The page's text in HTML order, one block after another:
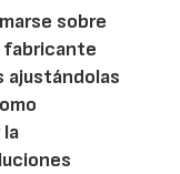
sobre
fabricante
ajustándolas